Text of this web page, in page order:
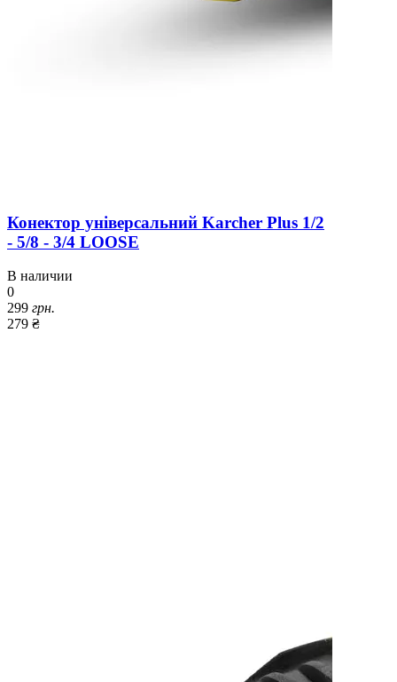
Конектор універсальний Karcher Plus 1/2
- 5/8 - 3/4 LOOSE
В наличии
0
299 грн.
279 ₴